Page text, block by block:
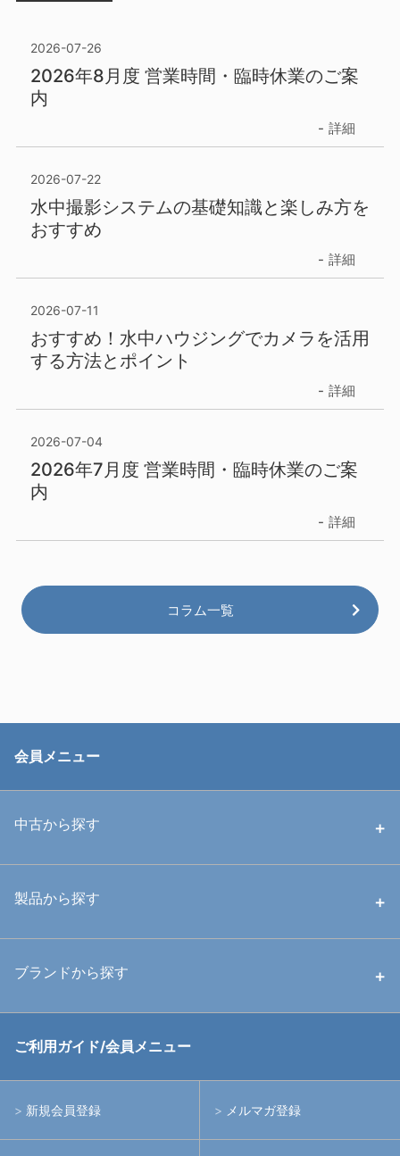
2026-07-26
2026年8月度 営業時間・臨時休業のご案
内
詳細
2026-07-22
水中撮影システムの基礎知識と楽しみ方を
おすすめ
詳細
2026-07-11
おすすめ！水中ハウジングでカメラを活用
する方法とポイント
詳細
2026-07-04
2026年7月度 営業時間・臨時休業のご案
内
詳細
コラム一覧
会員メニュー
中古から探す
中古ハウジング
中古アームシステム
製品から探す
ハウジング
ライト
アームシステム
ブランドから探す
RGBlue
イノン
ご利用ガイド/会員メニュー
新規会員登録 メルマガ登録